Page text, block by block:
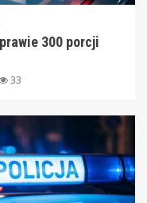
300 porcji
33